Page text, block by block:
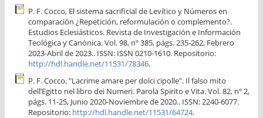
P. F. Cocco, El sistema sacrificial de Levítico y Números en
comparación ¿Repetición, reformulación o complemento?.
Estudios Eclesiásticos. Revista de Investigación e Información
Teológica y Canónica. Vol. 98, nº 385, págs. 235-262, Febrero
2023-Abril de 2023.. ISSN: ISSN 0210-1610. Repositorio:
http://hdl.handle.net/11531/78346.
P. F. Cocco, "Lacrime amare per dolci cipolle". Il falso mito
dell’Egitto nel libro dei Numeri. Parola Spirito e Vita. Vol. 82, nº 2,
págs. 11-25, Junio 2020-Noviembre de 2020.. ISSN: 2240-6077.
Repositorio: http://hdl.handle.net/11531/64724.